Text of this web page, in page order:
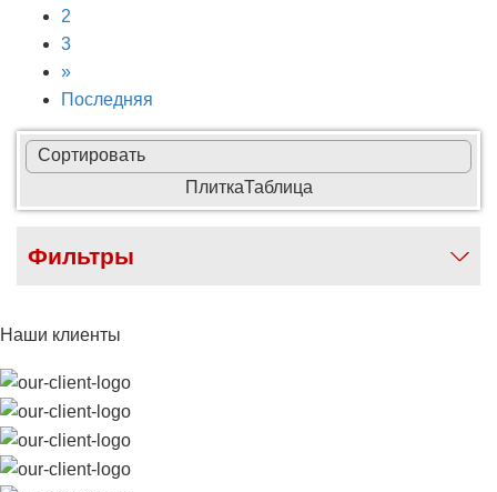
2
3
»
Последняя
Сортировать
ПлиткаТаблица
Фильтры
Наши клиенты